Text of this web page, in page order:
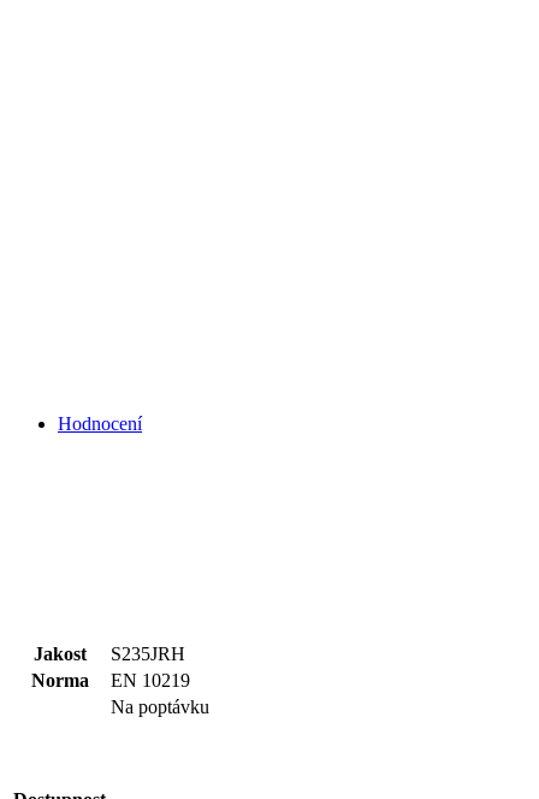
Hodnocení
Jakost
S235JRH
Norma
EN 10219
Na poptávku